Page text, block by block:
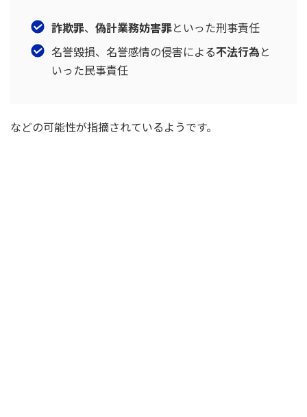
詐欺罪、 偽計業務妨害罪といった刑事責任
名誉毀損、名誉感情の侵害による不法行為と
いった民事責任
などの可能性が指摘されているようです。